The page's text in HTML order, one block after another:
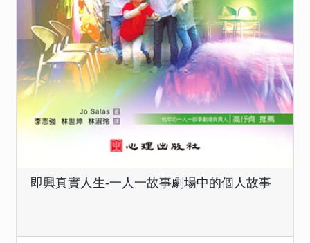
即興真實人生-一人一故事劇場中的個人故事